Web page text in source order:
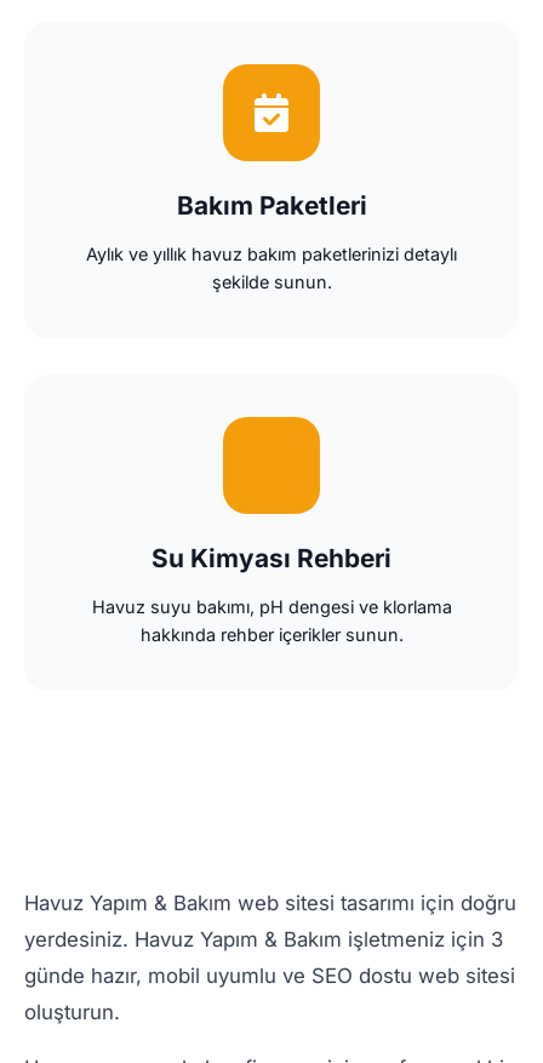
Bakım Paketleri
Aylık ve yıllık havuz bakım paketlerinizi detaylı
şekilde sunun.
Su Kimyası Rehberi
Havuz suyu bakımı, pH dengesi ve klorlama
hakkında rehber içerikler sunun.
Havuz Yapım & Bakım web sitesi tasarımı için doğru
yerdesiniz. Havuz Yapım & Bakım işletmeniz için 3
günde hazır, mobil uyumlu ve SEO dostu web sitesi
oluşturun.